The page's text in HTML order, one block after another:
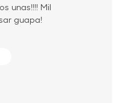
unas!!!! Mil
guapa!